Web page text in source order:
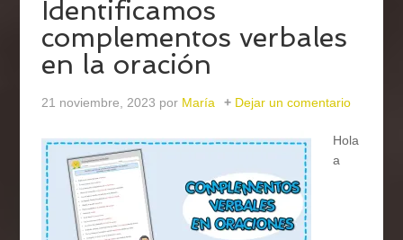
Identificamos
complementos verbales
en la oración
21 noviembre, 2023 por María Dejar un comentario
Hola
a